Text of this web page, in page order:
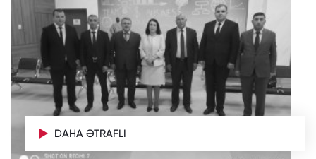
DAHA ƏTRAFLI